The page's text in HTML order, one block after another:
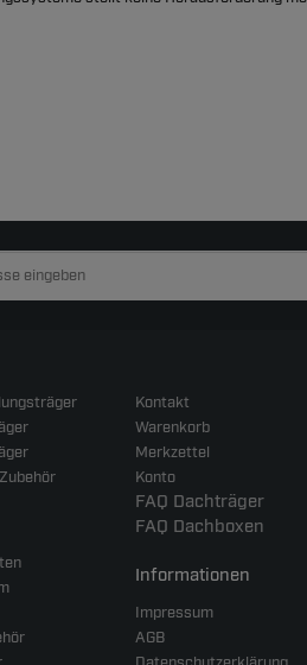
Kontakt
Warenkorb
Merkzettel
Konto
FAQ Dachträger
FAQ Dachboxen
Informationen
Impressum
AGB